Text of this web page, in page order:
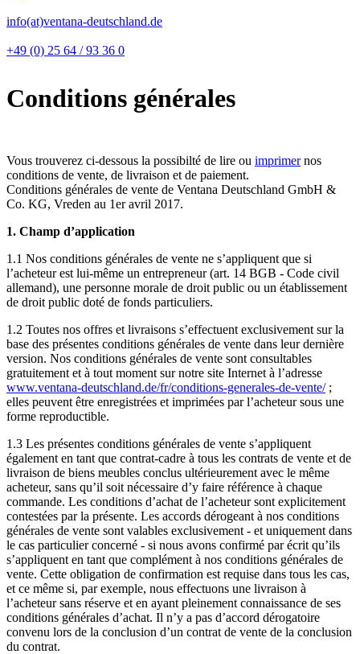
info(at)ventana-deutschland.de
+49 (0) 25 64 / 93 36 0
Conditions générales
Vous trouverez ci-dessous la possibilté de lire ou imprimernos
conditions de vente, de livraison et de paiement.
Conditions générales de vente de Ventana Deutschland GmbH &
Co. KG, Vreden au 1er avril 2017.
1. Champ d’application
1.1 Nos conditions générales de vente ne s’appliquent que si
l’acheteur est lui-même un entrepreneur (art. 14 BGB - Code civil
allemand), une personne morale de droit public ou un établissement
de droit public doté de fonds particuliers.
1.2 Toutes nos offres et livraisons s’effectuent exclusivement sur la
base des présentes conditions générales de vente dans leur dernière
version. Nos conditions générales de vente sont consultables
gratuitement et à tout moment sur notre site Internet à l’adresse
www.ventana-deutschland.de/fr/conditions-generales-de-vente/;
elles peuvent être enregistrées et imprimées par l’acheteur sous une
forme reproductible.
1.3 Les présentes conditions générales de vente s’appliquent
également en tant que contrat-cadre à tous les contrats de vente et de
livraison de biens meubles conclus ultérieurement avec le même
acheteur, sans qu’il soit nécessaire d’y faire référence à chaque
commande. Les conditions d’achat de l’acheteur sont explicitement
contestées par la présente. Les accords dérogeant à nos conditions
générales de vente sont valables exclusivement - et uniquement dans
le cas particulier concerné - si nous avons confirmé par écrit qu’ils
s’appliquent en tant que complément à nos conditions générales de
vente. Cette obligation de confirmation est requise dans tous les cas,
et ce même si, par exemple, nous effectuons une livraison à
l’acheteur sans réserve et en ayant pleinement connaissance de ses
conditions générales d’achat. Il n’y a pas d’accord dérogatoire
convenu lors de la conclusion d’un contrat de vente de la conclusion
du contrat.